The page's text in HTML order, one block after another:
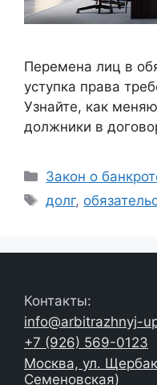
Перемена лиц в
уступка права
Узнайте, как
должники в
Рубрики
Закон о
Метки
долг,
Контакты:
info@arbitrazhnyj-
+7 (926) 569-0123
Москва, ул.
Семеновская)